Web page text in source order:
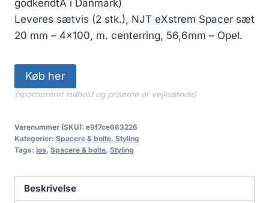
godkendtÂ i Danmark)
Leveres sætvis (2 stk.), NJT eXstrem Spacer sæt
20 mm – 4×100, m. centerring, 56,6mm – Opel.
Køb her
(sponsoreret indhold og priserne er vejledende)
Varenummer (SKU): e9f7ce663226
Kategorier: Spacere & bolte, Styling
Tags: los, Spacere & bolte, Styling
Beskrivelse